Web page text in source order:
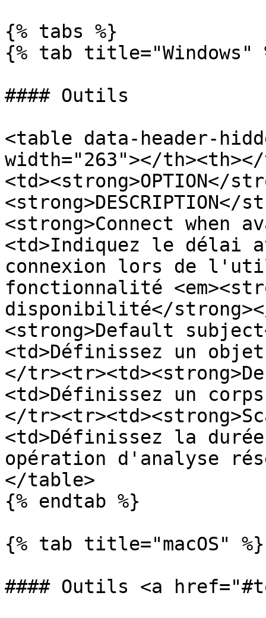
{% tabs %}
{% tab title="Windows"
#### Outils
<table data-header-
width="263"></
<td><strong>OPTION</
<strong>Connect when
<td>Indiquez le délai
connexion lors de
fonctionnalité
disponibilité</
<strong>Default
<td>Définissez un
</
<td>Définissez un
</
<td>Définissez la
opération d'analyse
</table>
{% endtab %}
{% tab title="macOS" %}
#### Outils <a